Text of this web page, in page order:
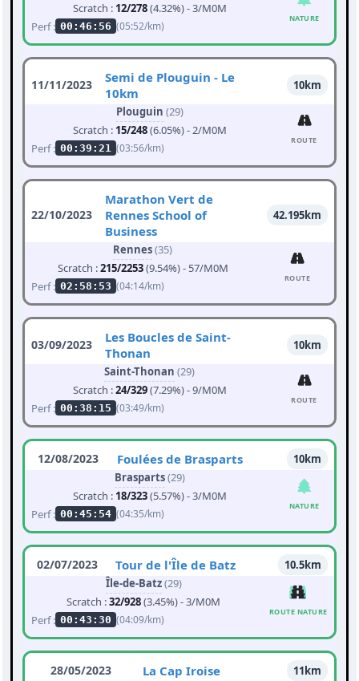
Scratch : 12/278(4.32%) - 3/M0M
Perf : 00:46:56 (05:52/km)
NATURE
11/11/2023
Semi de Plouguin - Le
10km
10km
Plouguin (29)
Scratch : 15/248(6.05%) - 2/M0M
Perf : 00:39:21 (03:56/km)
ROUTE
22/10/2023
Marathon Vert de
Rennes School of
Business
42.195km
Rennes(35)
Scratch :215/2253(9.54%) - 57/M0M
Perf : 02:58:53 (04:14/km)
ROUTE
03/09/2023
Les Boucles de Saint-
Thonan
10km
Saint-Thonan (29)
Scratch :24/329(7.29%) - 9/M0M
Perf : 00:38:15 (03:49/km)
ROUTE
12/08/2023 Foulées de Brasparts
10km
Brasparts(29)
Scratch : 18/323(5.57%) - 3/M0M
Perf : 00:45:54 (04:35/km)
NATURE
02/07/2023 Tour de l'Île de Batz
10.5km
Île-de-Batz(29)
Scratch :32/928(3.45%) - 3/M0M
Perf : 00:43:30 (04:09/km)
ROUTE NATURE
28/05/2023 La Cap Iroise
11km